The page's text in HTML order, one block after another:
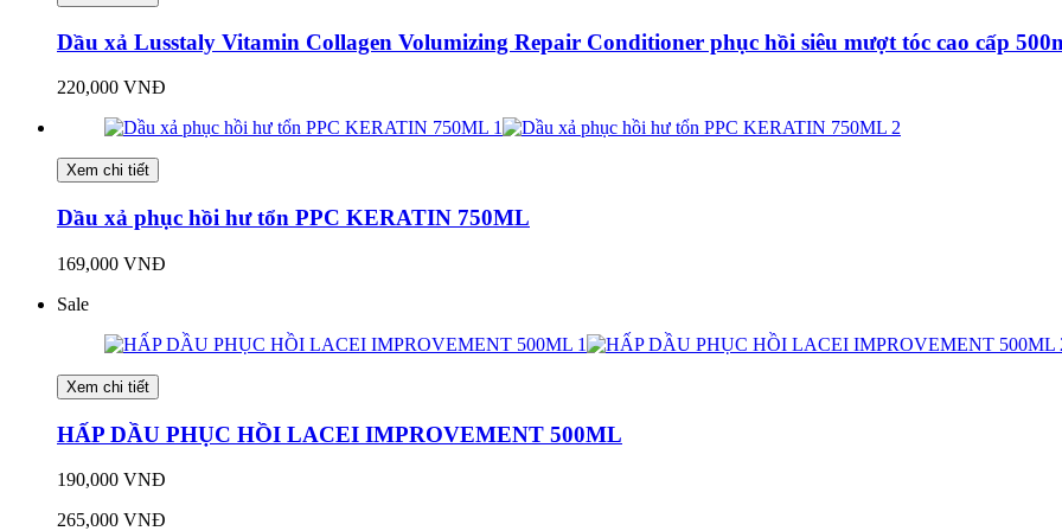
Dầu xả Lusstaly Vitamin Collagen Volumizing Repair Conditioner phục hồi siêu mượt tóc cao cấp
220,000 VNĐ
Xem chi tiết
Dầu xả phục hồi hư tổn PPC KERATIN 750ML
169,000 VNĐ
Sale
Xem chi tiết
HẤP DẦU PHỤC HỒI LACEI IMPROVEMENT 500ML
190,000 VNĐ
265,000 VNĐ